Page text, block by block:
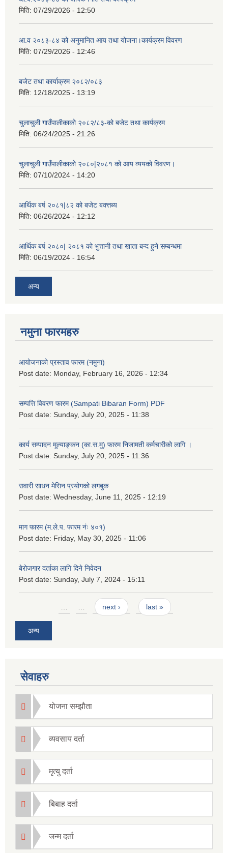
मिति: 07/29/2026 - 12:50
आ.व २०८३-८४ को अनुमानित आय तथा योजना।कार्यक्रम विवरण
मिति: 07/29/2026 - 12:46
बजेट तथा कार्याक्रम २०८२/०८३
मिति: 12/18/2025 - 13:19
चुलाचुली गाउँपालीकाको २०८२/८३-को बजेट तथा कार्यक्रम
मिति: 06/24/2025 - 21:26
चुलाचुली गाउँपालीकाको २०८०|२०८१ को आय व्ययको विवरण।
मिति: 07/10/2024 - 14:20
आर्थिक बर्ष २०८१|८२ को बजेट बक्त्तब्य
मिति: 06/26/2024 - 12:12
आर्थिक बर्ष २०८०| २०८१ को भुत्तानी तथा खाता बन्द हुने सम्बन्धमा
मिति: 06/19/2024 - 16:54
अन्य
नमुना फारमहरु
आयोजनाको प्रस्ताव फारम (नमुना)
Post date: Monday, February 16, 2026 - 12:34
सम्पत्ति विवरण फारम (Sampati Bibaran Form) PDF
Post date: Sunday, July 20, 2025 - 11:38
कार्य सम्पादन मूल्याङ्कन (का.स.मु) फारम निजामती कर्मचारीको लागि ।
Post date: Sunday, July 20, 2025 - 11:36
सवारी साधन मेसिन प्रयोगको लगबुक
Post date: Wednesday, June 11, 2025 - 12:19
माग फारम (म.ले.प. फारम नंः ४०१)
Post date: Friday, May 30, 2025 - 11:06
बेरोजगार दर्ताका लागि दिने निवेदन
Post date: Sunday, July 7, 2024 - 15:11
… … next › last »
अन्य
सेवाहरु
योजना सम्झौता
व्यवसाय दर्ता
मृत्यु दर्ता
बिबाह दर्ता
जन्म दर्ता